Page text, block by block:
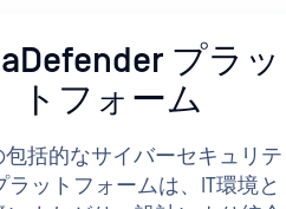
プラッ
トフォーム
包括的なサイバーセキュリテ
ラットフォームは、IT環境と